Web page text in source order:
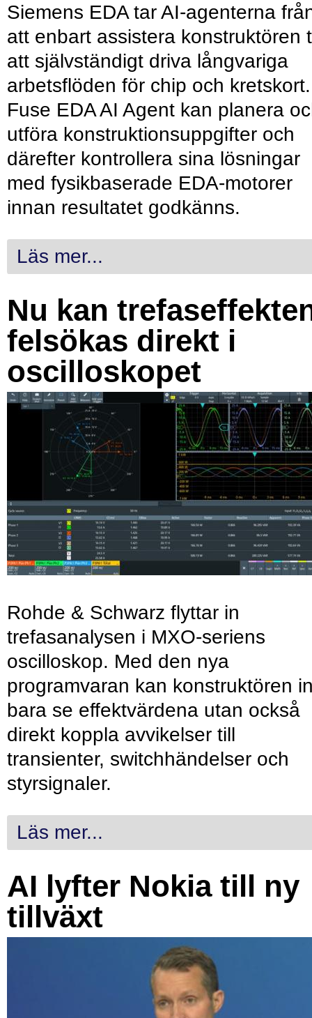
Siemens EDA tar AI-agenterna
att enbart assistera konstruktören
att självständigt driva långvariga
arbetsflöden för chip och kretskort.
Fuse EDA AI Agent kan planera
utföra konstruktionsuppgifter och
därefter kontrollera sina lösningar
med fysikbaserade EDA-motorer
innan resultatet godkänns.
Läs mer...
Nu kan
felsökas direkt i
oscilloskopet
Rohde & Schwarz flyttar in
trefasanalysen i MXO-seriens
oscilloskop. Med den nya
programvaran kan konstruktören
bara se effektvärdena utan också
direkt koppla avvikelser till
transienter, switchhändelser och
styrsignaler.
Läs mer...
AI lyfter Nokia till ny
tillväxt